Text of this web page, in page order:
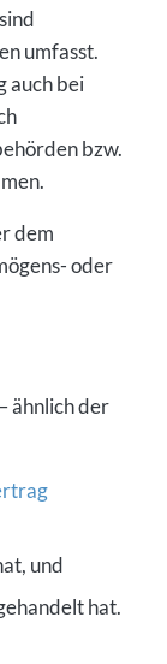
umfasst.
auch bei
bzw.
dem
oder
ähnlich der
und
hat.